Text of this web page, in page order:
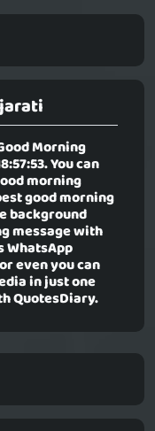
Morning
You can
morning
good morning
background
message with
WhatsApp
even you can
in just one
QuotesDiary.